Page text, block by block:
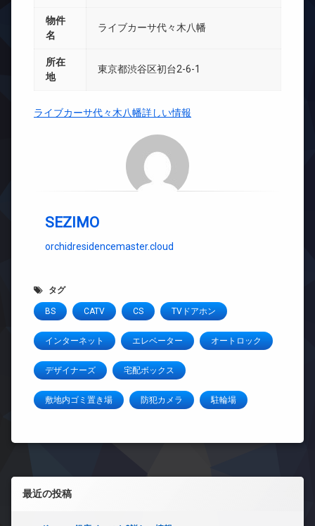
物件
名
ライブカーサ代々木八幡
所在
地
東京都渋谷区初台2-6-1
ライブカーサ代々木八幡詳しい情報
SEZIMO
orchidresidencemaster.cloud
タグ
BS CATV CS TVドアホン
インターネット エレベーター オートロック
デザイナーズ 宅配ボックス
敷地内ゴミ置き場 防犯カメラ 駐輪場
左サイドバー
最近の投稿